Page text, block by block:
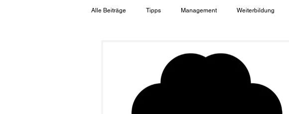
Alle Beiträge Tipps Management Weiterbildung